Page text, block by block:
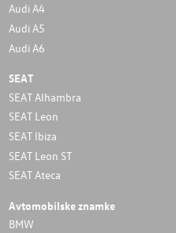
Audi A4
Audi A5
Audi A6
SEAT
SEAT Alhambra
SEAT Leon
SEAT Ibiza
SEAT Leon ST
SEAT Ateca
Avtomobilske znamke
BMW